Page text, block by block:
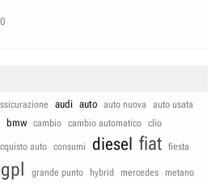
audi auto auto nuova
auto usata
bmw cambio cambio automatico clio
auto consumi diesel fiat fiesta
gpl grande punto hybrid mercedes
metano